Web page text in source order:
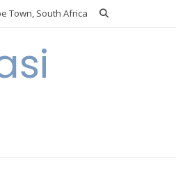
Town, South Africa